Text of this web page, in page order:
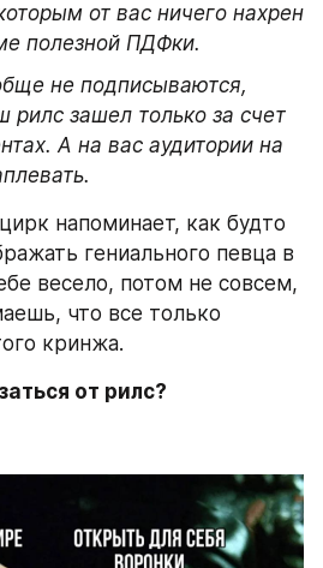
от вас ничего нахрен
полезной ПДФки.
не подписываются,
рилс зашел только за счет
А на вас аудитории на
напоминает, как будто
гениального певца в
весело, потом не совсем,
что все только
кринжа.
от рилс?